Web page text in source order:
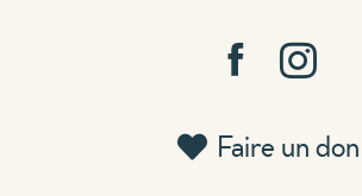
Faire un don